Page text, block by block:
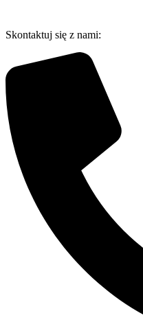
treści
Skontaktuj się z nami: